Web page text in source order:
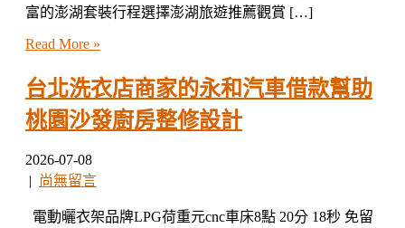
富的澎湖套裝行程選擇澎湖旅遊推薦觀賞 […]
Read More »
台北洗衣店商家的永和汽車借款幫助
桃園沙發廚房整修設計
2026-07-08
|
尚無留言
電動曬衣架品牌LPG荷重元cnc車床8點 20分 18秒 免留